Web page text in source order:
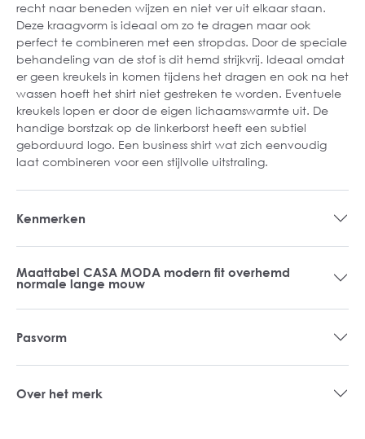
recht naar beneden wijzen en niet ver uit elkaar staan.
Deze kraagvorm is ideaal om zo te dragen maar ook
perfect te combineren met een stropdas. Door de speciale
behandeling van de stof is dit hemd strijkvrij. Ideaal omdat
er geen kreukels in komen tijdens het dragen en ook na het
wassen hoeft het shirt niet gestreken te worden. Eventuele
kreukels lopen er door de eigen lichaamswarmte uit. De
handige borstzak op de linkerborst heeft een subtiel
geborduurd logo. Een business shirt wat zich eenvoudig
laat combineren voor een stijlvolle uitstraling.
Kenmerken
Maattabel CASA MODA modern fit overhemd
normale lange mouw
Pasvorm
Over het merk